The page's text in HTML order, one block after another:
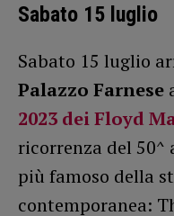
Sabato 15 luglio
Sabato 15 luglio
Palazzo Farnese
2023 dei Floyd
ricorrenza del 50^
più famoso della
contemporanea: